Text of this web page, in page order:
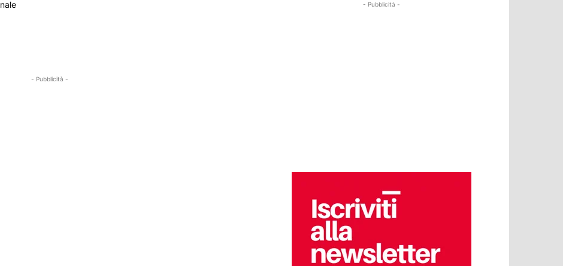
- Pubblicità -
- Pubblicità -